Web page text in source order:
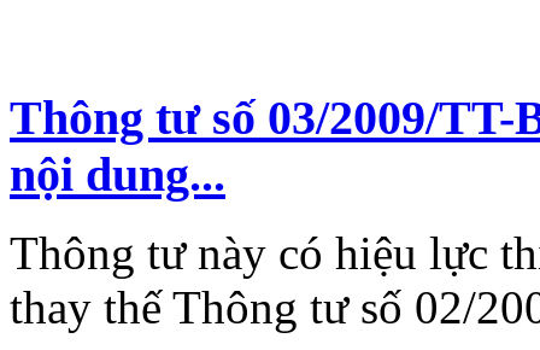
Thông tư số 03/2009/
nội dung...
Thông tư này có hiệu lực
thay thế Thông tư số 02/